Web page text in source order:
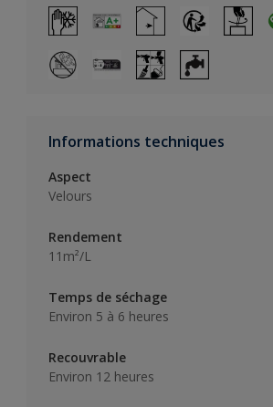
Informations techniques
Aspect
Velours
Rendement
11m²/L
Temps de séchage
Environ 5 à 6 heures
Recouvrable
Environ 12 heures